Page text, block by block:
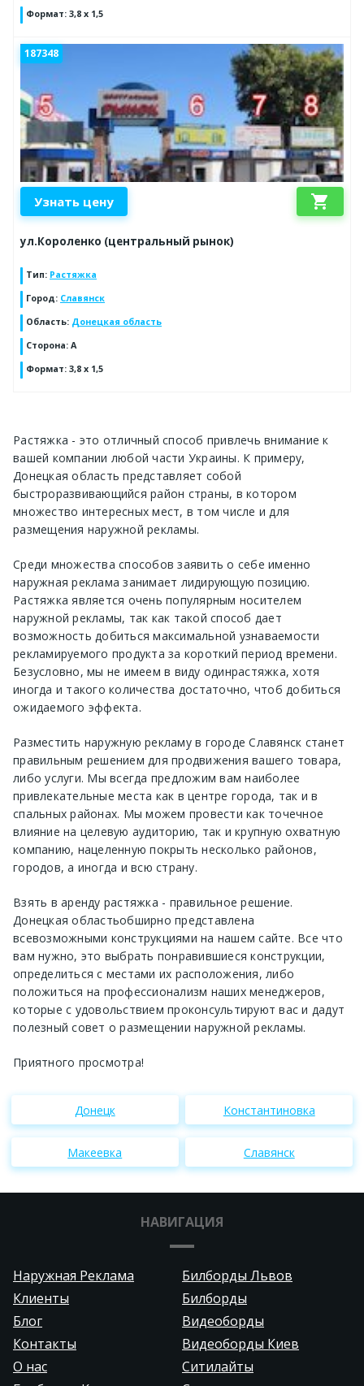
Формат: 3,8 х 1,5
187348
Узнать цену shopping_cart
ул.Короленко (центральный рынок)
Тип: Растяжка
Город: Славянск
Область: Донецкая область
Сторона: А
Формат: 3,8 х 1,5
Растяжка - это отличный способ привлечь внимание к
вашей компании любой части Украины. К примеру,
Донецкая область представляет собой
быстроразвивающийся район страны, в котором
множество интересных мест, в том числе и для
размещения наружной рекламы.
Среди множества способов заявить о себе именно
наружная реклама занимает лидирующую позицию.
Растяжка является очень популярным носителем
наружной рекламы, так как такой способ дает
возможность добиться максимальной узнаваемости
рекламируемого продукта за короткий период времени.
Безусловно, мы не имеем в виду одинрастяжка, хотя
иногда и такого количества достаточно, чтоб добиться
ожидаемого эффекта.
Разместить наружную рекламу в городеСлавянск станет
правильным решением для продвижения вашего товара,
либо услуги. Мы всегда предложим вам наиболее
привлекательные места как в центре города, так и в
спальных районах. Мы можем провести как точечное
влияние на целевую аудиторию, так и крупную охватную
компанию, нацеленную покрыть несколько районов,
городов, а иногда и всю страну.
Взять в аренду растяжка - правильное решение.
Донецкая областьобширно представлена
всевозможными конструкциями на нашем сайте. Все что
вам нужно, это выбрать понравившиеся конструкции,
определиться с местами их расположения, либо
положиться на профессионализм наших менеджеров,
которые с удовольствием проконсультируют вас и дадут
полезный совет о размещении наружной рекламы.
Приятного просмотра!
Донецк Константиновка
Макеевка Славянск
НАВИГАЦИЯ
Наружная Реклама
Билборды Львов
Клиенты
Билборды
Блог
Видеоборды
Контакты
Видеоборды Киев
О нас
Ситилайты